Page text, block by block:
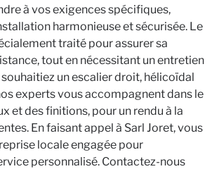
à vos exigences spécifiques,
harmonieuse et sécurisée. Le
traité pour assurer sa
tout en nécessitant un entretien
un escalier droit, hélicoïdal
experts vous accompagnent dans le
et des finitions, pour un rendu à la
En faisant appel à Sarl Joret, vous
locale engagée pour
personnalisé. Contactez-nous